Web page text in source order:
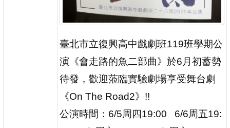
臺北市立復興高中戲劇班119班學期公
演《會走路的魚二部曲》於6月初蓄勢
待發，歡迎蒞臨實驗劇場享受舞台劇
《On The Road2》!!
公演時間：6/5周四19:00 6/6周五19: